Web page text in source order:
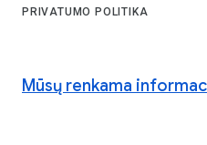
PRIVATUMO POLITIKA
Mūsų renkama